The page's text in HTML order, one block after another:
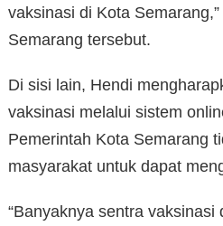
vaksinasi di Kota
Semarang tersebut.
Di sisi lain, Hendi
vaksinasi melalui sistem
Pemerintah Kota Semarang
masyarakat untuk dapat
“Banyaknya sentra vaksinasi